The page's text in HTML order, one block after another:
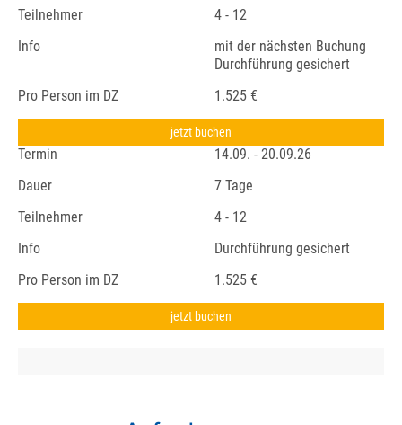
Teilnehmer
4 - 12
Info
mit der nächsten Buchung
Durchführung gesichert
Pro Person im DZ
1.525 €
jetzt buchen
Termin
14.09. - 20.09.26
Dauer
7 Tage
Teilnehmer
4 - 12
Info
Durchführung gesichert
Pro Person im DZ
1.525 €
jetzt buchen